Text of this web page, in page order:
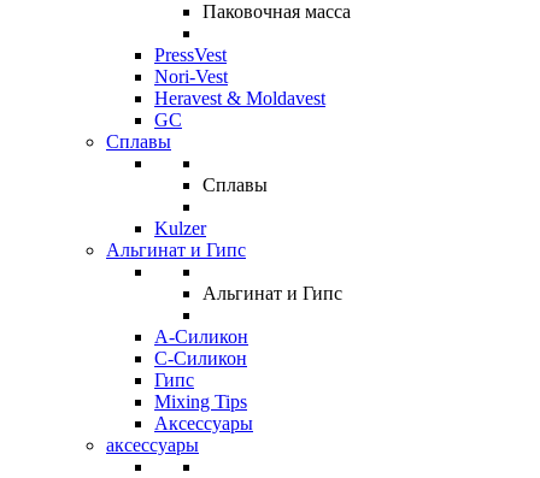
Паковочная масса
PressVest
Nori-Vest
Heravest & Moldavest
GC
Сплавы
Сплавы
Kulzer
Альгинат и Гипс
Альгинат и Гипс
A-Силикон
C-Силикон
Гипс
Mixing Tips
Аксессуары
аксессуары